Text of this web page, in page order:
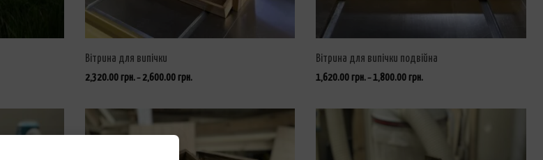
Вітрина для випічки
2,320.00 грн.– 2,600.00 грн.
Вітрина для випічки подвійна
1,620.00 грн.–1,800.00 грн.